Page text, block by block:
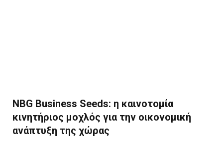
NBG Business Seeds: η καινοτομία
κινητήριος μοχλός για την οικονομική
ανάπτυξη της χώρας